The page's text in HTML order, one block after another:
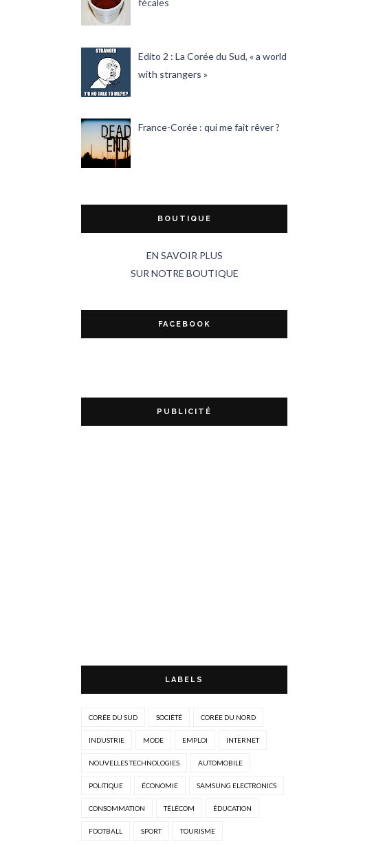
fécales
Edito 2 : La Corée du Sud, « a world
with strangers »
France-Corée : qui me fait rêver ?
BOUTIQUE
EN SAVOIR PLUS
SUR NOTRE BOUTIQUE
FACEBOOK
PUBLICITÉ
LABELS
CORÉE DU SUD SOCIÉTÉ CORÉE DU NORD
INDUSTRIE MODE EMPLOI INTERNET
NOUVELLES TECHNOLOGIES AUTOMOBILE
POLITIQUE ÉCONOMIE SAMSUNG ELECTRONICS
CONSOMMATION TÉLÉCOM ÉDUCATION
FOOTBALL SPORT TOURISME